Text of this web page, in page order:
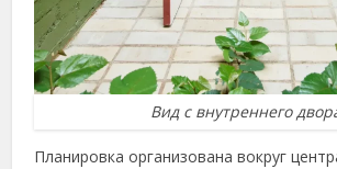
Вид с внутреннего
Планировка организована вокруг